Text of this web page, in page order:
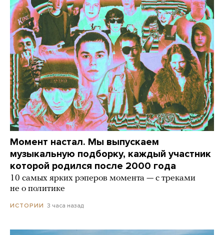
Момент настал. Мы выпускаем
музыкальную подборку, каждый участник
которой родился после 2000 года
10 самых ярких рэперов момента — с треками
не о политике
ИСТОРИИ 3 часа назад